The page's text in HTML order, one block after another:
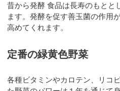
昔から発酵 食品は長寿のもとと
ます。発酵を促す善玉菌の作用
高めてくれます。
定番の緑黄色野菜
各種ビタミンやカロテン、リコ